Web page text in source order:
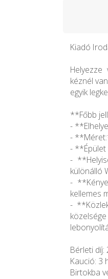
Kiadó
kéznél
egyik
**Főbb
-
-
- **Épület
-
különálló
-
kellemes
-
Bérleti díj:
Kaució: 3
Birtokba